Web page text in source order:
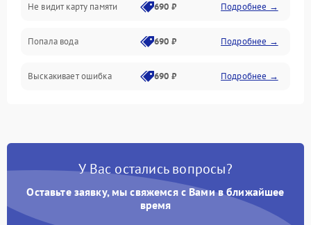
Связь
Разговор (микрофон, динамик)
Перегрев и нестабильная работа
Программные сбои
Не видит карту памяти 690 ₽ Подробнее →
Попала вода 690 ₽ Подробнее →
Выскакивает ошибка 690 ₽ Подробнее →
У Вас остались вопросы?
Оставьте заявку, мы свяжемся с Вами в ближайшее
время